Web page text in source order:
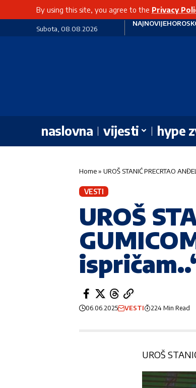
By using this site, you agree to the Privacy
Subota, 08.08.2026
NAJNOVIJE
naslovna vijesti hype
Home» UROŠ STANIĆ PRECRTAO
VESTI
UROŠ
06.06.2025 VESTI 224 Min Read
UROŠ